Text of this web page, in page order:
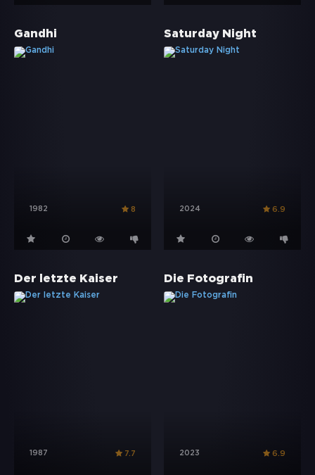
Gandhi
1982 8
Saturday Night
2024 6.9
Der letzte Kaiser
1987 7.7
Die Fotografin
2023 6.9